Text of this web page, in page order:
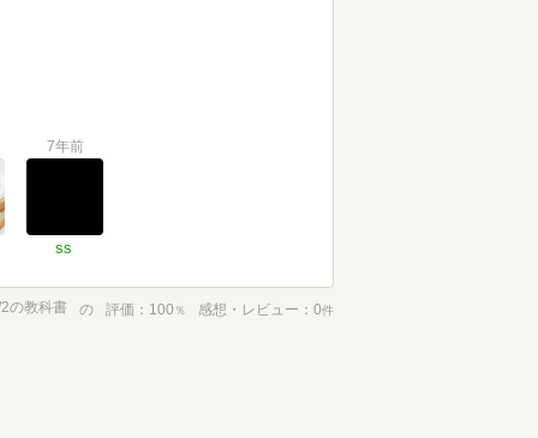
7年前
ss
の教科書 の 評価 100 ％ 感想・レビュー 0件